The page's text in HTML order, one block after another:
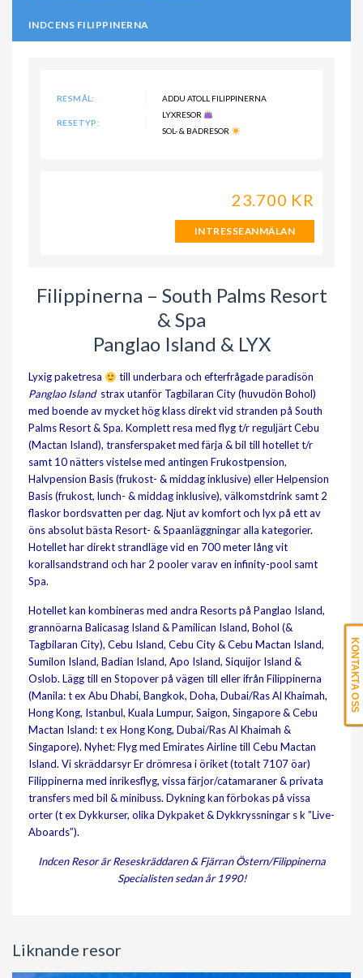
INDCENS FILIPPINERNA
RESMÅL: ADDU ATOLL FILIPPINERNA
RESETYP:
LYXRESOR
SOL- & BADRESOR
23.700 KR
INTRESSEANMÄLAN
Filippinerna – South Palms Resort
& Spa
Panglao Island & LYX
Lyxig paketresa
till underbara och efterfrågade paradisön
Panglao Island strax utanför Tagbilaran City (huvudön Bohol)
med boende av mycket hög klass direkt vid stranden på South
Palms Resort & Spa. Komplett resa med flyg t/r reguljärt Cebu
(Mactan Island), transferspaket med färja & bil till hotellet t/r
samt 10 nätters vistelse med antingen Frukostpension,
Halvpension Basis (frukost- & middag inklusive) eller Helpension
Basis (frukost, lunch- & middag inklusive), välkomstdrink samt 2
flaskor bordsvatten per dag. Njut av komfort och lyx på ett av
öns absolut bästa Resort- & Spaanläggningar alla kategorier.
Hotellet har direkt strandläge vid en 700 meter lång vit
korallsandstrand och har 2 pooler varav en infinity-pool samt
Spa.
Hotellet kan kombineras med andra Resorts på Panglao Island,
grannöarna Balicasag Island & Pamilican Island, Bohol (&
Tagbilaran City), Cebu Island, Cebu City & Cebu Mactan Island,
Sumilon Island, Badian Island, Apo Island, Siquijor Island &
Oslob. Lägg till en Stopover på vägen till eller ifrån Filippinerna
(Manila: t ex Abu Dhabi, Bangkok, Doha, Dubai/Ras Al Khaimah,
Hong Kong, Istanbul, Kuala Lumpur, Saigon, Singapore & Cebu
Mactan Island: t ex Hong Kong, Dubai/Ras Al Khaimah &
Singapore). Nyhet: Flyg med Emirates Airline till Cebu Mactan
Island. Vi skräddarsyr Er drömresa i öriket (totalt 7107 öar)
Filippinerna med inrikesflyg, vissa färjor/catamaraner & privata
transfers med bil & minibuss. Dykning kan förbokas på vissa
orter (t ex Dykkurser, olika Dykpaket & Dykkryssningar s k ”Live-
Aboards”).
Indcen Resor är Reseskräddaren & Fjärran Östern/Filippinerna
Specialisten sedan år 1990!
Liknande resor
KONTAKTA OSS